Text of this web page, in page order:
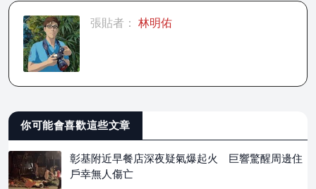
張貼者： 林明佑
你可能會喜歡這些文章
彰基附近早餐店深夜疑氣爆起火 巨響驚醒周邊住
戶幸無人傷亡